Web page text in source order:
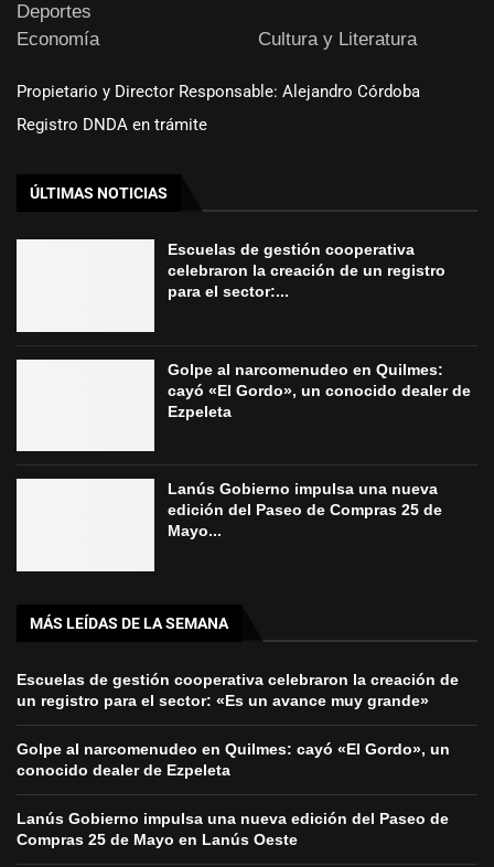
Deportes
Economía
Cultura y Literatura
Propietario y Director Responsable: Alejandro Córdoba
Registro DNDA en trámite
ÚLTIMAS NOTICIAS
Escuelas de gestión cooperativa
celebraron la creación de un registro
para el sector:...
Golpe al narcomenudeo en Quilmes:
cayó «El Gordo», un conocido dealer de
Ezpeleta
Lanús Gobierno impulsa una nueva
edición del Paseo de Compras 25 de
Mayo...
MÁS LEÍDAS DE LA SEMANA
Escuelas de gestión cooperativa celebraron la creación de
un registro para el sector: «Es un avance muy grande»
Golpe al narcomenudeo en Quilmes: cayó «El Gordo», un
conocido dealer de Ezpeleta
Lanús Gobierno impulsa una nueva edición del Paseo de
Compras 25 de Mayo en Lanús Oeste